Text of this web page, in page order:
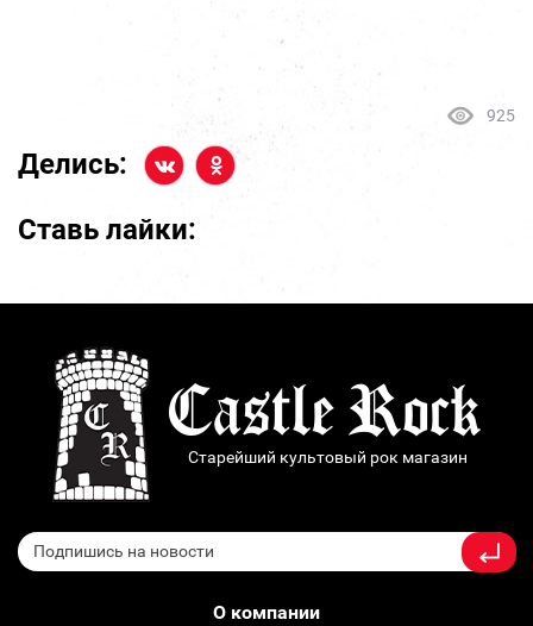
925
Делись:
Ставь лайки:
Старейший культовый рок магазин
О компании